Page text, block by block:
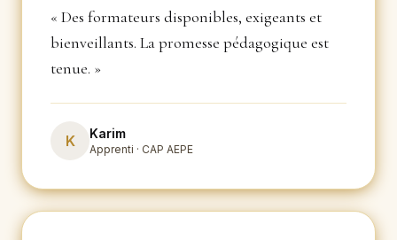
« Des formateurs disponibles, exigeants et
bienveillants. La promesse pédagogique est
tenue. »
K Karim
Apprenti · CAP AEPE